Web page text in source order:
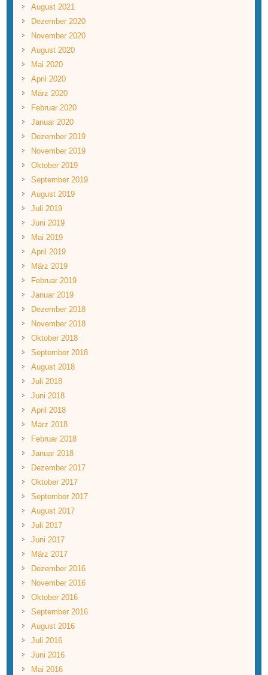
August 2021
Dezember 2020
November 2020
August 2020
Mai 2020
April 2020
März 2020
Februar 2020
Januar 2020
Dezember 2019
November 2019
Oktober 2019
September 2019
August 2019
Juli 2019
Juni 2019
Mai 2019
April 2019
März 2019
Februar 2019
Januar 2019
Dezember 2018
November 2018
Oktober 2018
September 2018
August 2018
Juli 2018
Juni 2018
April 2018
März 2018
Februar 2018
Januar 2018
Dezember 2017
Oktober 2017
September 2017
August 2017
Juli 2017
Juni 2017
März 2017
Dezember 2016
November 2016
Oktober 2016
September 2016
August 2016
Juli 2016
Juni 2016
Mai 2016